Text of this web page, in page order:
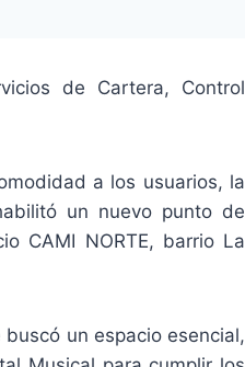
de Cartera, Control
a los usuarios, la
un nuevo punto de
CAMI NORTE, barrio La
un espacio esencial,